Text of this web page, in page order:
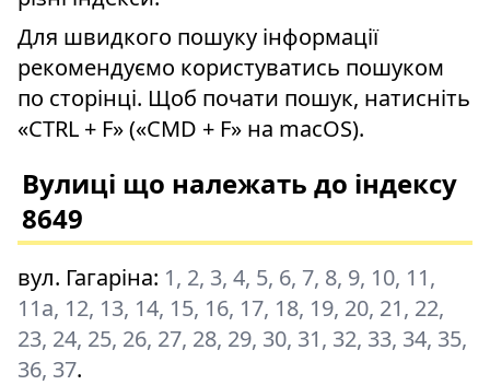
Для швидкого пошуку інформації
рекомендуємо користуватись пошуком
по сторінці. Щоб почати пошук, натисніть
«CTRL + F» («CMD + F» на macOS).
Вулиці що належать до індексу
8649
вул. Гагаріна: 1, 2, 3, 4, 5, 6, 7, 8, 9, 10, 11,
11а, 12, 13, 14, 15, 16, 17, 18, 19, 20, 21, 22,
23, 24, 25, 26, 27, 28, 29, 30, 31, 32, 33, 34, 35,
36, 37.